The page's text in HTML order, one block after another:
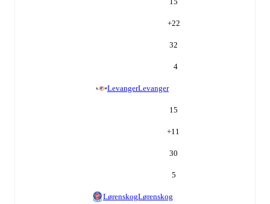
+22
32
4
LevangerLevanger
15
+11
30
5
LørenskogLørenskog